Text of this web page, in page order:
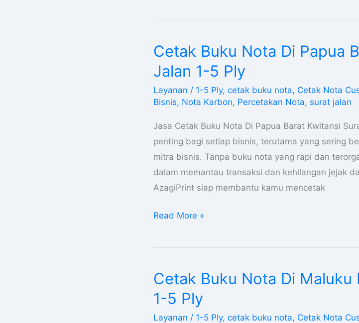
Cetak Buku Nota Di Papua
Jalan 1-5 Ply
Layanan / 1-5 Ply, cetak buku nota, Cetak Nota
Bisnis, Nota Karbon, Percetakan Nota, surat jalan
Jasa Cetak Buku Nota Di Papua Barat Kwitansi
penting bagi setiap bisnis, terutama yang sering
mitra bisnis. Tanpa buku nota yang rapi dan
dalam memantau transaksi dan kehilangan jejak
AzagiPrint siap membantu kamu mencetak
Cetak
Buku
Nota
Di
Barat
Kwitansi
Surat
Jalan
1-
Ply
Read More »
Cetak Buku Nota Di Maluku
1-5 Ply
Layanan / 1-5 Ply, cetak buku nota, Cetak Nota
Cetak
Buku
Nota